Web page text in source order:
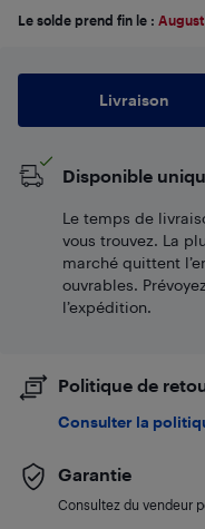
Le solde prend fin le : August
Livraison
Disponible
Le temps de
vous trouvez. La
marché quittent
ouvrables.
l’expédition.
Politique de
Consulter la
Garantie
Consultez du vendeur